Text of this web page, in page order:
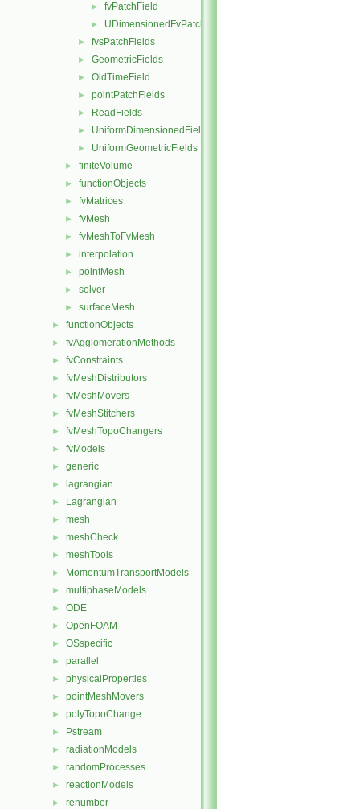
► fvPatchField
► UDimensionedFvPatchFields
► fvsPatchFields
► GeometricFields
► OldTimeField
► pointPatchFields
► ReadFields
► UniformDimensionedFields
► UniformGeometricFields
► finiteVolume
► functionObjects
► fvMatrices
► fvMesh
► fvMeshToFvMesh
► interpolation
► pointMesh
► solver
► surfaceMesh
► functionObjects
► fvAgglomerationMethods
► fvConstraints
► fvMeshDistributors
► fvMeshMovers
► fvMeshStitchers
► fvMeshTopoChangers
► fvModels
► generic
► lagrangian
► Lagrangian
► mesh
► meshCheck
► meshTools
► MomentumTransportModels
► multiphaseModels
► ODE
► OpenFOAM
► OSspecific
► parallel
► physicalProperties
► pointMeshMovers
► polyTopoChange
► Pstream
► radiationModels
► randomProcesses
► reactionModels
► renumber